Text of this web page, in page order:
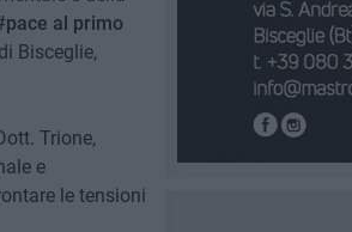
al primo
Bisceglie,
Trione,
e
le tensioni